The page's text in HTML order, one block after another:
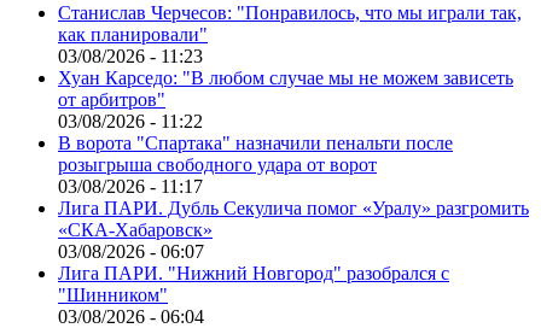
Станислав Черчесов: "Понравилось, что мы играли так,
как планировали"
03/08/2026 - 11:23
Хуан Карседо: "В любом случае мы не можем зависеть
от арбитров"
03/08/2026 - 11:22
В ворота "Спартака" назначили пенальти после
розыгрыша свободного удара от ворот
03/08/2026 - 11:17
Лига ПАРИ. Дубль Секулича помог «Уралу» разгромить
«СКА-Хабаровск»
03/08/2026 - 06:07
Лига ПАРИ. "Нижний Новгород" разобрался с
"Шинником"
03/08/2026 - 06:04